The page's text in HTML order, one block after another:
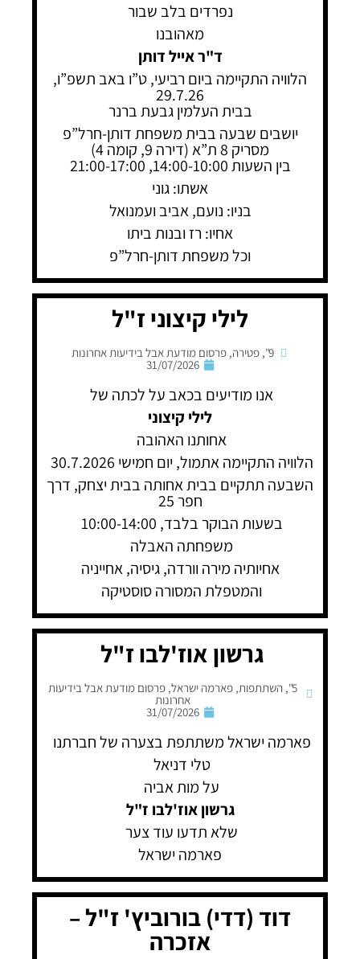
נפרדים בלב שבור
מאהובנו
ד"ר אייל דותן
הלוויה התקיימה ביום רביעי, ט”ו באב תשפ”ו,
29.7.26
בבית העלמין גבעת ברנר
יושבים שבעה בבית משפחת דותן-חרל”פ
מסריק 8 ת”א (דירה 9, קומה 4)
בין השעות 14:00-10:00, 21:00-17:00
אשתו: גוני
בניו: נועם, אביב ועמנואל
אחיו: רז ובנות ביתו
וכל משפחת דותן-חרל”פ
לילי קיצוני ז"ל
9"
,פטירה,פרסום מודעת אבל בידיעות אחרונות
31/07/2026
אנו מודיעים בכאב על לכתה של
לילי קיצוני
אחותנו האהובה
הלוויה התקיימה אתמול, יום חמישי 30.7.2026
השבעה תתקיים בבית אחותה בבית יצחק, דרך
חפר 25
בשעות הבוקר בלבד, 10:00-14:00
משפחתה האבלה
אחיותיה מירה וורדה, גיסיה, אחייניה
והמטפלת המסורה סוסטיקה
גרשון אוז'לבו ז"ל
5"
,השתתפות,פארמה ישראל,פרסום מודעת אבל בידיעות
אחרונות
31/07/2026
פארמה ישראל משתתפת בצערה של חברתנו
טלי דניאל
על מות אביה
גרשון אוז'לבו ז"ל
שלא תדעו עוד צער
פארמה ישראל
דוד (דדי) בורוביץ' ז"ל –
אזכרה